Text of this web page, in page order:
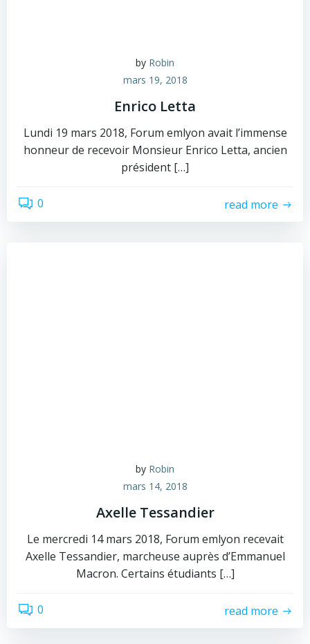
by Robin
mars 19, 2018
Enrico Letta
Lundi 19 mars 2018, Forum emlyon avait l’immense
honneur de recevoir Monsieur Enrico Letta, ancien
président […]
0 read more
by Robin
mars 14, 2018
Axelle Tessandier
Le mercredi 14 mars 2018, Forum emlyon recevait
Axelle Tessandier, marcheuse auprès d’Emmanuel
Macron. Certains étudiants […]
0 read more